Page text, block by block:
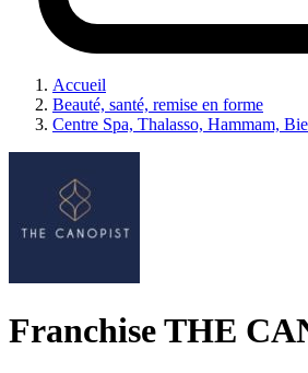
Accueil
Beauté, santé, remise en forme
Centre Spa, Thalasso, Hammam,
Franchise THE